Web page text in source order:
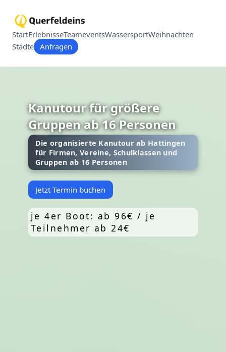
StartErlebnisseTeameventsWassersportWeihnachten
Städte Anfragen
Kanutour für größere
Gruppen ab 16 Personen
Die organisierte Kanutour ab Hattingen
für Firmen, Vereine, Schulklassen und
Gruppen ab 16 Personen
Jetzt Termin buchen
je 4er Boot: ab 96€ / je
Teilnehmer ab 24€